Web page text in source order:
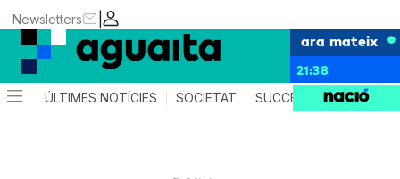
|
Newsletters
ara mateix
21:38
ÚLTIMES NOTÍCIES SOCIETAT SUCCESSOS AGENDA